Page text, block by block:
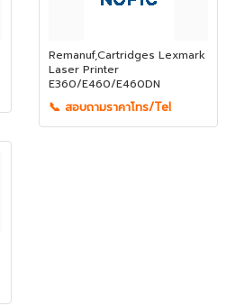
Remanuf,Cartridges Lexmark
Laser Printer
E360/E460/E460DN
📞 สอบถามราคาโทร/Tel